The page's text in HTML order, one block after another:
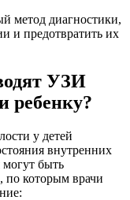
метод диагностики,
и предотвратить их
УЗИ
ребенку?
у детей
внутренних
могут быть
по которым врачи